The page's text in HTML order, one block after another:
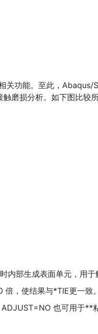
关功能。至此，
损分析。如下图比较
部生成表面单元，用于
，使结果与*TIE更一致。
也可用于**粘